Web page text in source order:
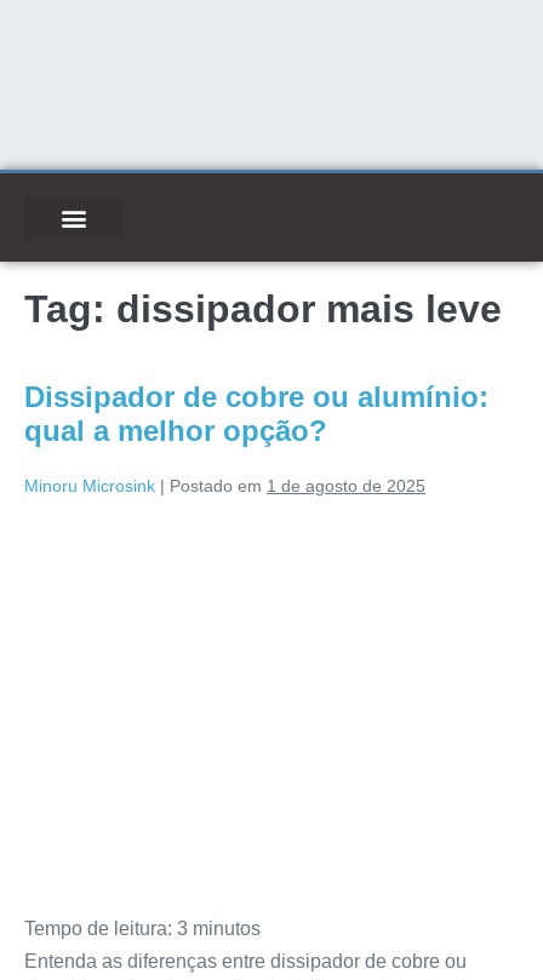
Tag: dissipador mais leve
Dissipador de cobre ou alumínio:
qual a melhor opção?
Minoru Microsink | Postado em 1 de agosto de 2025
Tempo de leitura: 3 minutos
Entenda as diferenças entre dissipador de cobre ou